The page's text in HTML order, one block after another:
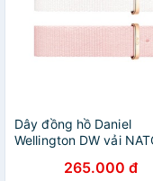
Dây đồng hồ Daniel
Wellington DW vải
265.000 đ